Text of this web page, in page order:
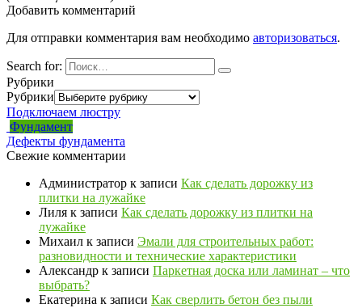
Добавить комментарий
Для отправки комментария вам необходимо авторизоваться.
Search for:
Рубрики
Рубрики
Подключаем люстру
Фундамент
Дефекты фундамента
Свежие комментарии
Администратор к записи Как сделать дорожку из
плитки на лужайке
Лиля к записи Как сделать дорожку из плитки на
лужайке
Михаил к записи Эмали для строительных работ:
разновидности и технические характеристики
Александр к записи Паркетная доска или ламинат – что
выбрать?
Екатерина к записи Как сверлить бетон без пыли